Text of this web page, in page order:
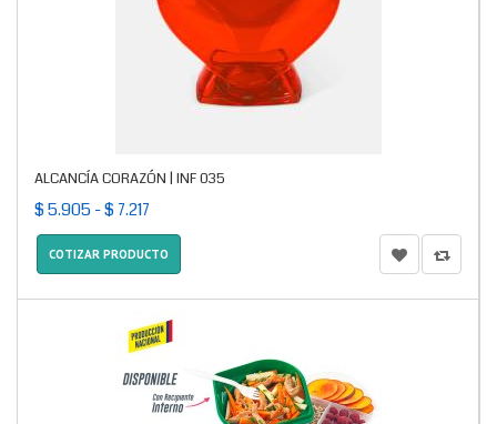
ALCANCÍA CORAZÓN | INF 035
$ 5.905 - $ 7.217
COTIZAR PRODUCTO